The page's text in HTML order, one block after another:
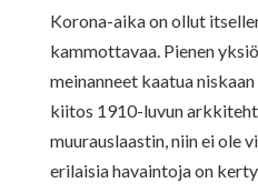
Korona-aika on ollut
kammottavaa. Pienen
meinanneet kaatua
kiitos 1910-luvun
muurauslaastin, niin ei ole
erilaisia havaintoja on